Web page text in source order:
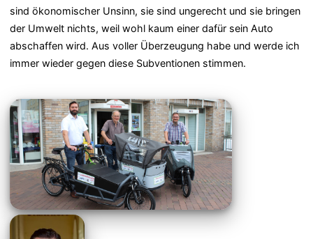
sind ökonomischer Unsinn, sie sind ungerecht und sie bringen
der Umwelt nichts, weil wohl kaum einer dafür sein Auto
abschaffen wird. Aus voller Überzeugung habe und werde ich
immer wieder gegen diese Subventionen stimmen.